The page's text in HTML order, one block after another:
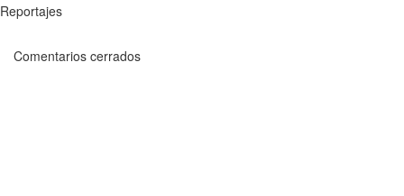
Reportajes
Comentarios cerrados